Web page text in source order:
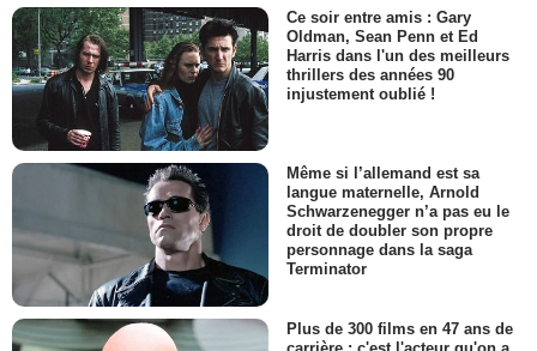
Ce soir entre amis : Gary
Oldman, Sean Penn et Ed
Harris dans l'un des meilleurs
thrillers des années 90
injustement oublié !
Même si l’allemand est sa
langue maternelle, Arnold
Schwarzenegger n’a pas eu le
droit de doubler son propre
personnage dans la saga
Terminator
Plus de 300 films en 47 ans de